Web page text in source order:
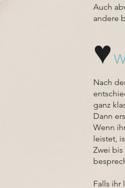
Auch
andere
♥️
Nach
ganz
Dann
Wenn
leistet,
Zwei
Falls ihr